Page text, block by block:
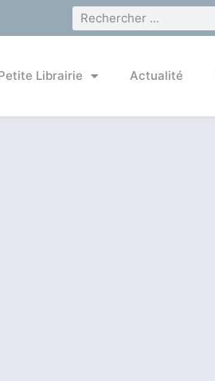
Librairie Actualité